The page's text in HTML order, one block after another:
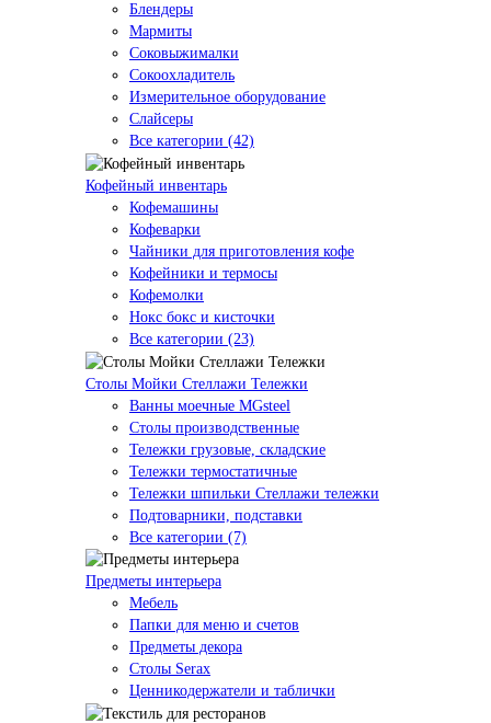
Блендеры
Мармиты
Соковыжималки
Сокоохладитель
Измерительное оборудование
Слайсеры
Все категории (42)
Кофейный инвентарь
Кофемашины
Кофеварки
Чайники для приготовления кофе
Кофейники и термосы
Кофемолки
Нокс бокс и кисточки
Все категории (23)
Столы Мойки Стеллажи Тележки
Ванны моечные MGsteel
Столы производственные
Тележки грузовые, складские
Тележки термостатичные
Тележки шпильки Стеллажи тележки
Подтоварники, подставки
Все категории (7)
Предметы интерьера
Мебель
Папки для меню и счетов
Предметы декора
Столы Serax
Ценникодержатели и таблички